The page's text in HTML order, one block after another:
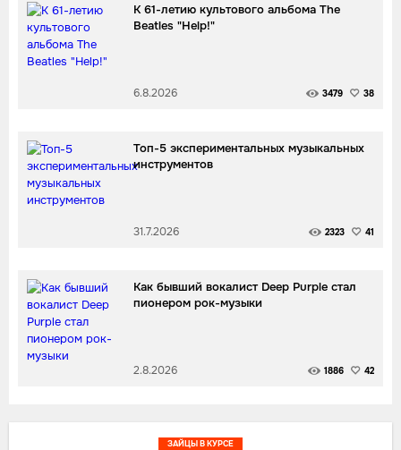
К 61-летию культового альбома The
Beatles "Help!"
6.8.2026 3479 38
Топ-5 экспериментальных музыкальных
инструментов
31.7.2026 2323 41
Как бывший вокалист Deep Purple стал
пионером рок-музыки
2.8.2026 1886 42
ЗАЙЦЫ В КУРСЕ